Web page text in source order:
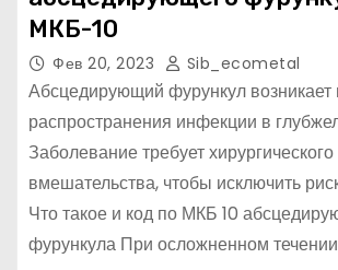
МКБ-10
Фев 20, 2023 Sib_ecometal
Абсцедирующий фурункул возникает
распространения инфекции в
Заболевание требует хирургического
вмешательства, чтобы исключить
Что такое и код по МКБ 10
фурункула При осложненном